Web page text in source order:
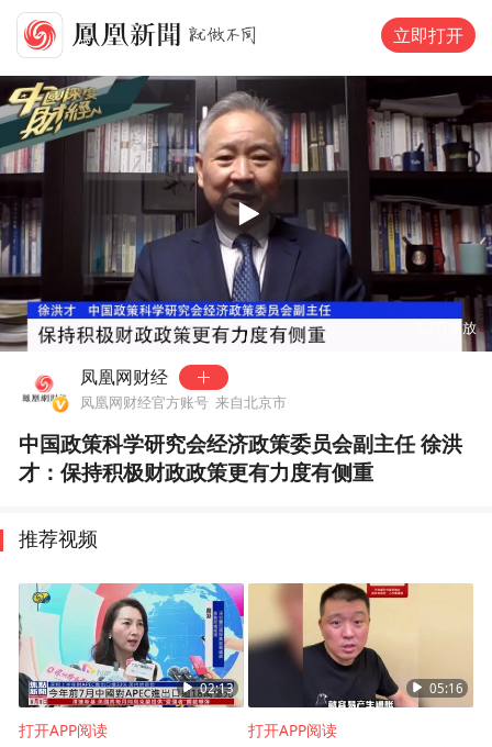
立即打开
00:00 播放
凤凰网财经
凤凰网财经官方账号 来自北京市
中国政策科学研究会经济政策委员会副主任 徐洪
才：保持积极财政政策更有力度有侧重
推荐视频
02:13
打开APP阅读
05:16
打开APP阅读